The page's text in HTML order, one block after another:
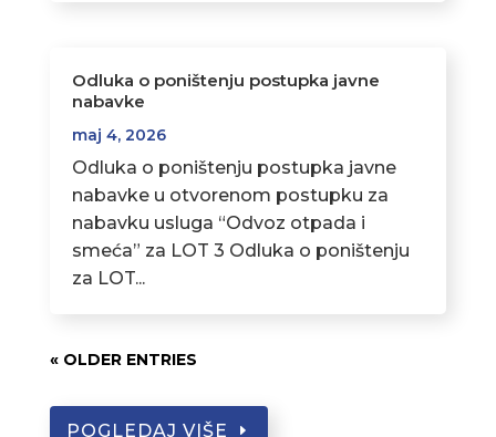
Odluka o poništenju postupka javne
nabavke
maj 4, 2026
Odluka o poništenju postupka javne
nabavke u otvorenom postupku za
nabavku usluga “Odvoz otpada i
smeća” za LOT 3 Odluka o poništenju
za LOT...
« OLDER ENTRIES
POGLEDAJ VIŠE